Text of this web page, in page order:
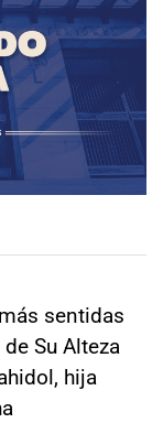
sentidas
Su Alteza
hija